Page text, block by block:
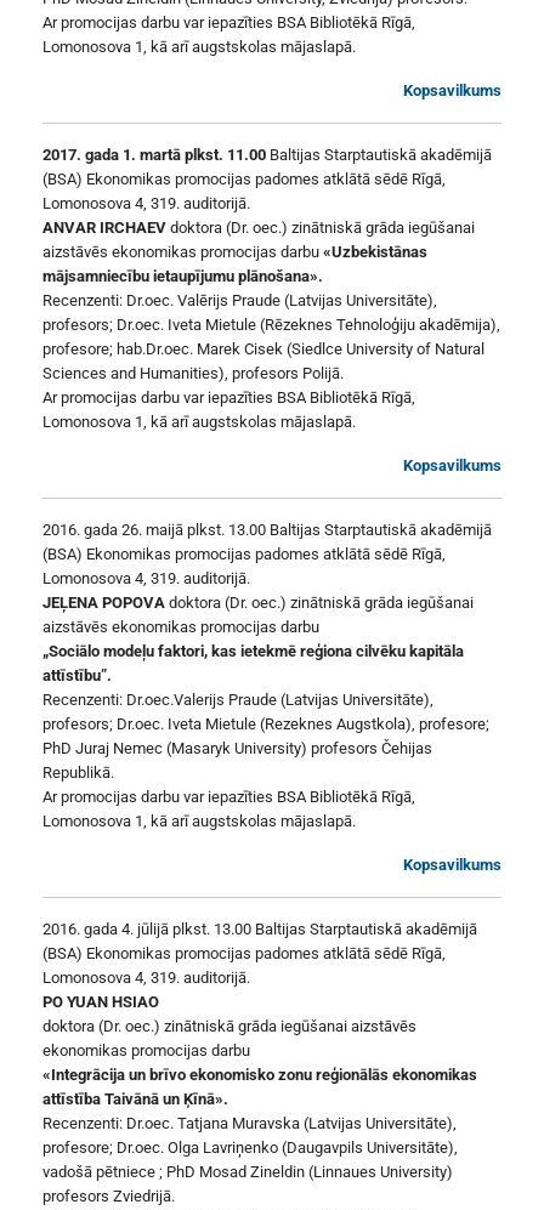
Ar promocijas darbu var iepazīties BSA Bibliotēkā Rīgā,
Lomonosova 1, kā arī augstskolas mājaslapā.
Kopsavilkums
2017. gada 1. martā plkst. 11.00 Baltijas Starptautiskā akadēmijā
(BSA) Ekonomikas promocijas padomes atklātā sēdē Rīgā,
Lomonosova 4, 319. auditorijā.
ANVAR IRCHAEV doktora (Dr. oec.) zinātniskā grāda iegūšanai
aizstāvēs ekonomikas promocijas darbu «Uzbekistānas
mājsamniecību ietaupījumu plānošana».
Recenzenti: Dr.oec. Valērijs Praude (Latvijas Universitāte),
profesors; Dr.oec. Iveta Mietule (Rēzeknes Tehnoloģiju akadēmija),
profesore; hab.Dr.oec. Marek Cisek (Siedlce University of Natural
Sciences and Humanities), profesors Polijā.
Ar promocijas darbu var iepazīties BSA Bibliotēkā Rīgā,
Lomonosova 1, kā arī augstskolas mājaslapā.
Kopsavilkums
2016. gada 26. maijā plkst. 13.00 Baltijas Starptautiskā akadēmijā
(BSA) Ekonomikas promocijas padomes atklātā sēdē Rīgā,
Lomonosova 4, 319. auditorijā.
JEĻENA POPOVA doktora (Dr. oec.) zinātniskā grāda iegūšanai
aizstāvēs ekonomikas promocijas darbu
„Sociālo modeļu faktori, kas ietekmē reģiona cilvēku kapitāla
attīstību”.
Recenzenti: Dr.oec.Valerijs Praude (Latvijas Universitāte),
profesors; Dr.oec. Iveta Mietule (Rezeknes Augstkola), profesore;
PhD Juraj Nemec (Masaryk University) profesors Čehijas
Republikā.
Ar promocijas darbu var iepazīties BSA Bibliotēkā Rīgā,
Lomonosova 1, kā arī augstskolas mājaslapā.
Kopsavilkums
2016. gada 4. jūlijā plkst. 13.00 Baltijas Starptautiskā akadēmijā
(BSA) Ekonomikas promocijas padomes atklātā sēdē Rīgā,
Lomonosova 4, 319. auditorijā.
PO YUAN HSIAO
doktora (Dr. oec.) zinātniskā grāda iegūšanai aizstāvēs
ekonomikas promocijas darbu
«Integrācija un brīvo ekonomisko zonu reģionālās ekonomikas
attīstība Taivānā un Ķīnā».
Recenzenti: Dr.oec. Tatjana Muravska (Latvijas Universitāte),
profesore; Dr.oec. Olga Lavriņenko (Daugavpils Universitāte),
vadošā pētniece ; PhD Mosad Zineldin (Linnaues University)
profesors Zviedrijā.